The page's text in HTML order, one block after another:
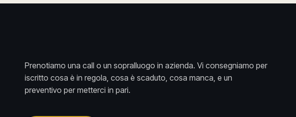
Prenotiamo una call o un sopralluogo in azienda. Vi consegniamo per
iscritto cosa è in regola, cosa è scaduto, cosa manca, e un
preventivo per metterci in pari.